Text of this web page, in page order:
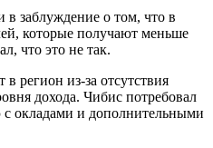
в заблуждение о том, что в
которые получают меньше
что это не так.
регион из-за отсутствия
дохода. Чибис потребовал
окладами и дополнительными